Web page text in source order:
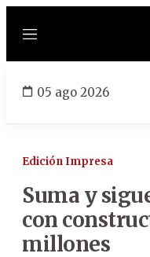
Menú
05 ago 2026
Edición Impresa
Suma y
con
millones